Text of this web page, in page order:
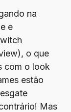
na
e
o que
com o look
estão
Mas